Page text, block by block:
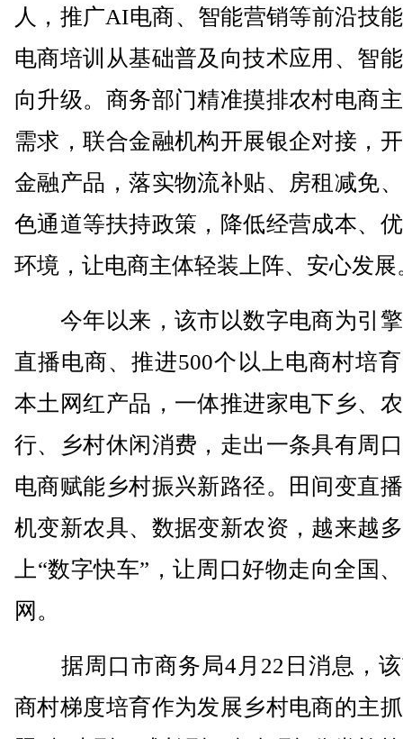
人，推广AI电商、智能营销等前沿技
电商培训从基础普及向技术应用、智
向升级。商务部门精准摸排农村电商
需求，联合金融机构开展银企对接，
金融产品，落实物流补贴、房租减免
色通道等扶持政策，降低经营成本、
环境，让电商主体轻装上阵、安心发展
今年以来，该市以数字电商为引
直播电商、推进500个以上电商村培
本土网红产品，一体推进家电下乡、
行、乡村休闲消费，走出一条具有周
电商赋能乡村振兴新路径。田间变直
机变新农具、数据变新农资，越来越
上“数字快车”，让周口好物走向全国
网。
据周口市商务局4月22日消息，该
商村梯度培育作为发展乡村电商的主